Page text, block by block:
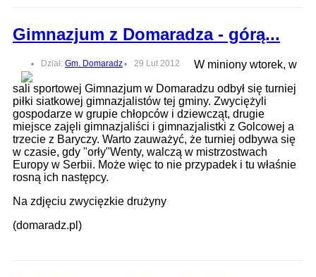
Gimnazjum z Domaradza - górą...
Dział: Gm. Domaradz 29 Lut 2012
W miniony wtorek, w
sali sportowej Gimnazjum w Domaradzu odbył się turniej
piłki siatkowej gimnazjalistów tej gminy. Zwyciężyli
gospodarze w grupie chłopców i dziewcząt, drugie
miejsce zajęli gimnazjaliści i gimnazjalistki z Golcowej a
trzecie z Baryczy. Warto zauważyć, że turniej odbywa się
w czasie, gdy "orły"Wenty, walczą w mistrzostwach
Europy w Serbii. Może więc to nie przypadek i tu właśnie
rosną ich następcy.
Na zdjęciu zwycięzkie drużyny
(domaradz.pl)